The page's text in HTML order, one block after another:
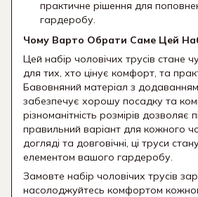
практичне рішення для
гардеробу.
Чому Варто Обрати Саме Цей
Цей набір чоловічих трусів стане
для тих, хто цінує комфорт, та
Бавовняний матеріал з
забезпечує хорошу посадку та
різноманітність розмірів дозволяє
правильний варіант для кожного
догляді та довговічні, ці труси
елементом вашого гардеробу.
Замовте набір чоловічих трусів
насолоджуйтесь комфортом